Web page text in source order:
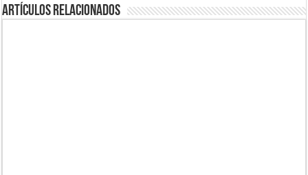
Artículos Relacionados